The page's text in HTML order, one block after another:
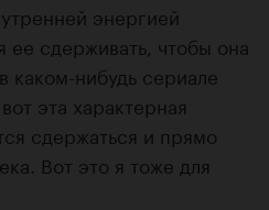
энергией
ее сдерживать, чтобы она
каком-нибудь сериале
вот эта характерная
сдержаться и прямо
Вот это я тоже для